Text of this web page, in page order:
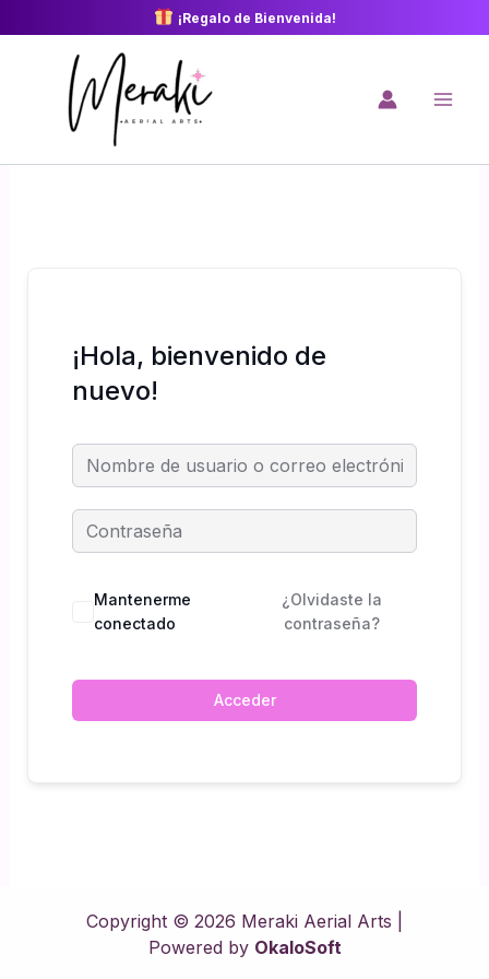
al
contenido
¡Regalo de Bienvenida!
¡Hola, bienvenido de
nuevo!
Mantenerme
conectado
¿Olvidaste la
contraseña?
Acceder
Copyright © 2026 Meraki Aerial Arts |
Powered by OkaloSoft